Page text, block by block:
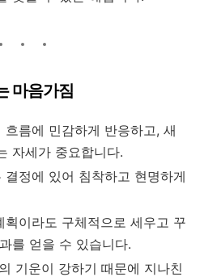
마음가짐
흐름에 민감하게 반응하고, 새
자세가 중요합니다.
결정에 있어 침착하고 현명하게
획이라도 구체적으로 세우고 꾸
를 얻을 수 있습니다.
기운이 강하기 때문에 지나친